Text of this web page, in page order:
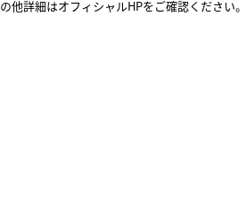
他詳細はオフィシャルHPをご確認ください。